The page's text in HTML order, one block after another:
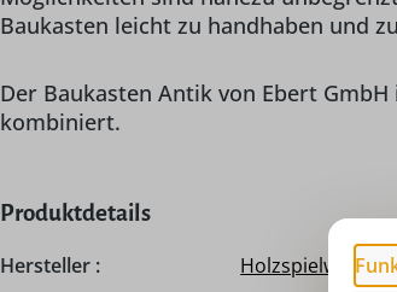
Baukasten leicht zu handhaben und
Der Baukasten Antik von Ebert
kombiniert.
Produktdetails
Hersteller :
Holzspielwaren